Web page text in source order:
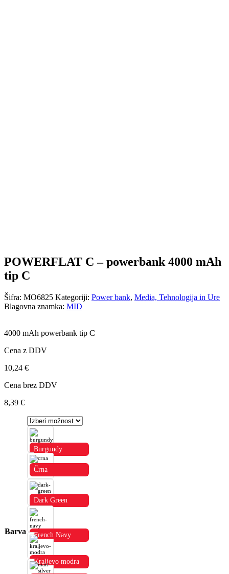
POWERFLAT C – powerbank 4000 mAh
tip C
Šifra: MO6825 Kategoriji: Power bank, Media, Tehnologija in Ure
Blagovna znamka: MID
4000 mAh powerbank tip C
Cena z DDV
10,24 €
Cena brez DDV
8,39 €
Barva
Burgundy
Črna
Dark Green
French Navy
Kraljevo modra